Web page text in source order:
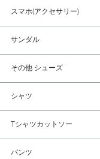
スマホ(アクセサリー)
サンダル
その他 シューズ
シャツ
Tシャツカットソー
パンツ